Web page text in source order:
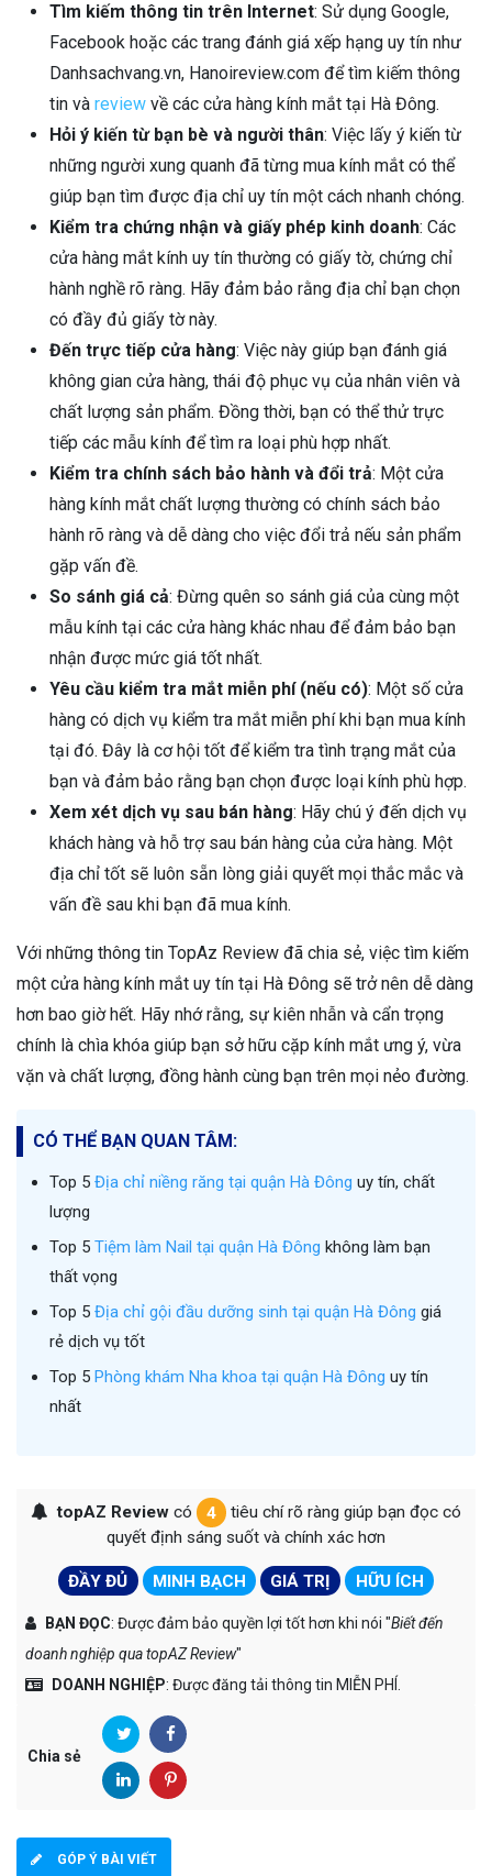
Tìm kiếm thông tin trên Internet: Sử dụng Google,
Facebook hoặc các trang đánh giá xếp hạng uy tín như
Danhsachvang.vn, Hanoireview.com để tìm kiếm thông
tin và review về các cửa hàng kính mắt tại Hà Đông.
Hỏi ý kiến từ bạn bè và người thân: Việc lấy ý kiến từ
những người xung quanh đã từng mua kính mắt có thể
giúp bạn tìm được địa chỉ uy tín một cách nhanh chóng.
Kiểm tra chứng nhận và giấy phép kinh doanh: Các
cửa hàng mắt kính uy tín thường có giấy tờ, chứng chỉ
hành nghề rõ ràng. Hãy đảm bảo rằng địa chỉ bạn chọn
có đầy đủ giấy tờ này.
Đến trực tiếp cửa hàng: Việc này giúp bạn đánh giá
không gian cửa hàng, thái độ phục vụ của nhân viên và
chất lượng sản phẩm. Đồng thời, bạn có thể thử trực
tiếp các mẫu kính để tìm ra loại phù hợp nhất.
Kiểm tra chính sách bảo hành và đổi trả: Một cửa
hàng kính mắt chất lượng thường có chính sách bảo
hành rõ ràng và dễ dàng cho việc đổi trả nếu sản phẩm
gặp vấn đề.
So sánh giá cả: Đừng quên so sánh giá của cùng một
mẫu kính tại các cửa hàng khác nhau để đảm bảo bạn
nhận được mức giá tốt nhất.
Yêu cầu kiểm tra mắt miễn phí (nếu có): Một số cửa
hàng có dịch vụ kiểm tra mắt miễn phí khi bạn mua kính
tại đó. Đây là cơ hội tốt để kiểm tra tình trạng mắt của
bạn và đảm bảo rằng bạn chọn được loại kính phù hợp.
Xem xét dịch vụ sau bán hàng: Hãy chú ý đến dịch vụ
khách hàng và hỗ trợ sau bán hàng của cửa hàng. Một
địa chỉ tốt sẽ luôn sẵn lòng giải quyết mọi thắc mắc và
vấn đề sau khi bạn đã mua kính.
Với những thông tin TopAz Review đã chia sẻ, việc tìm kiếm
một cửa hàng kính mắt uy tín tại Hà Đông sẽ trở nên dễ dàng
hơn bao giờ hết. Hãy nhớ rằng, sự kiên nhẫn và cẩn trọng
chính là chìa khóa giúp bạn sở hữu cặp kính mắt ưng ý, vừa
vặn và chất lượng, đồng hành cùng bạn trên mọi nẻo đường.
CÓ THỂ BẠN QUAN TÂM:
Top 5 Địa chỉ niềng răng tại quận Hà Đông uy tín, chất
lượng
Top 5 Tiệm làm Nail tại quận Hà Đông không làm bạn
thất vọng
Top 5 Địa chỉ gội đầu dưỡng sinh tại quận Hà Đông giá
rẻ dịch vụ tốt
Top 5 Phòng khám Nha khoa tại quận Hà Đông uy tín
nhất
topAZ Reviewcó 4
tiêu chí rõ ràng giúp bạn đọc có
quyết định sáng suốt và chính xác hơn
ĐẦY ĐỦ MINH BẠCH GIÁ TRỊ HỮU ÍCH
BẠN ĐỌC: Được đảm bảo quyền lợi tốt hơn khi nói "Biết đến
doanh nghiệp qua topAZ Review"
DOANH NGHIỆP: Được đăng tải thông tin MIỄN PHÍ.
Chia sẻ
GÓP Ý BÀI VIẾT